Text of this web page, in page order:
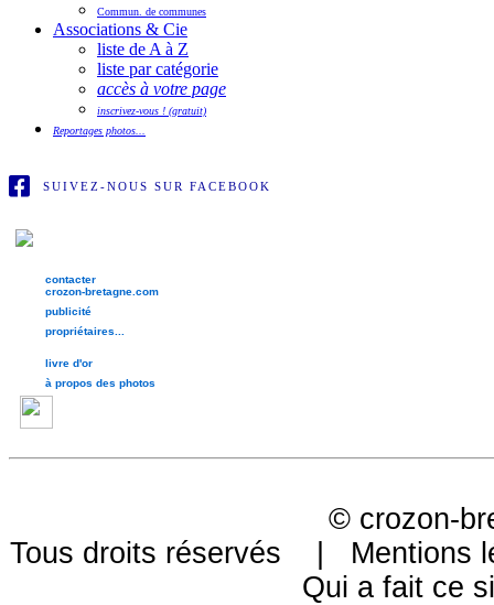
Commun. de communes
Associations & Cie
liste de A à Z
liste par catégorie
accès à votre page
inscrivez-vous ! (gratuit)
Reportages photos...
SUIVEZ-NOUS SUR FACEBOOK
contacter
crozon-bretagne.com
publicité
propriétaires...
livre d'or
à propos des photos
© crozon-
Tous droits réservés | Mentions
Qui a fait ce